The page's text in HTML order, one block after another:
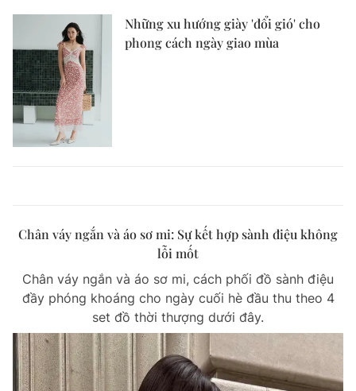
Những xu hướng giày 'đổi gió' cho
phong cách ngày giao mùa
Chân váy ngắn và áo sơ mi: Sự kết hợp sành điệu không
lỗi mốt
Chân váy ngắn và áo sơ mi, cách phối đồ sành điệu
đầy phóng khoáng cho ngày cuối hè đầu thu theo 4
set đồ thời thượng dưới đây.